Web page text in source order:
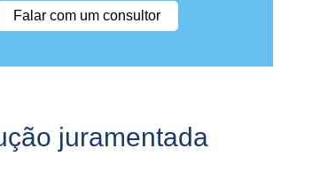
Falar com um consultor
juramentada